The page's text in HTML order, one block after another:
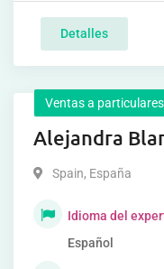
Detalles
Ventas a
Alejandra
Spain, España
Idioma del
Español